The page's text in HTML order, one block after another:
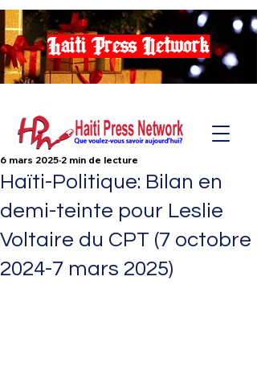
Haiti Press Network
Haïti-Politique: Bilan en
demi-teinte pour Leslie
Voltaire du CPT (7 octobre
2024-7 mars 2025)
6 mars 2025 2 min de lecture